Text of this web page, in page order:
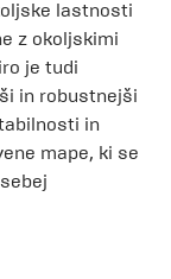
lastnosti
z okoljskimi
je tudi
in robustnejši
in
mape, ki se